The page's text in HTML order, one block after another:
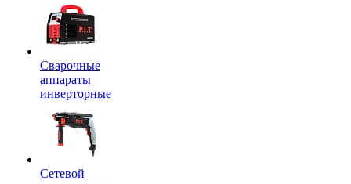
Сварочные
аппараты
инверторные
Сетевой